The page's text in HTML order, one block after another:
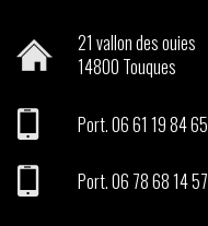
21 vallon des ouies
14800 Touques
Port.06 61 19 84 65
Port.06 78 68 14 57